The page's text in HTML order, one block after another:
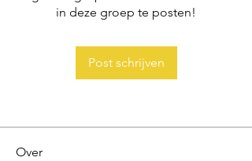
in deze groep te posten!
Post schrijven
Over